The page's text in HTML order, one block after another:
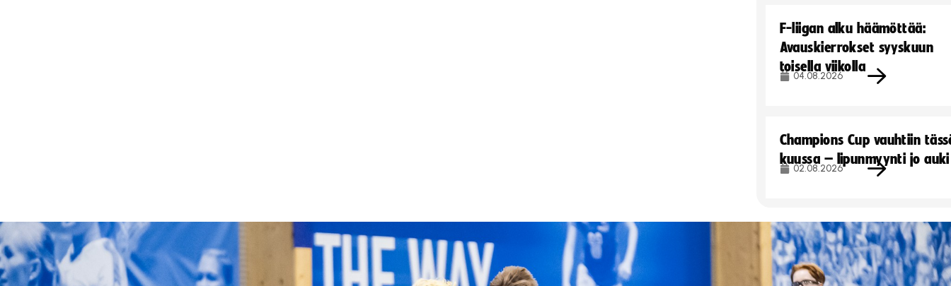
F-liigan alku häämöttää:
Avauskierrokset syyskuun
toisella viikolla
04.08.2026
Champions Cup vauhtiin
kuussa – lipunmyynti jo auki
02.08.2026